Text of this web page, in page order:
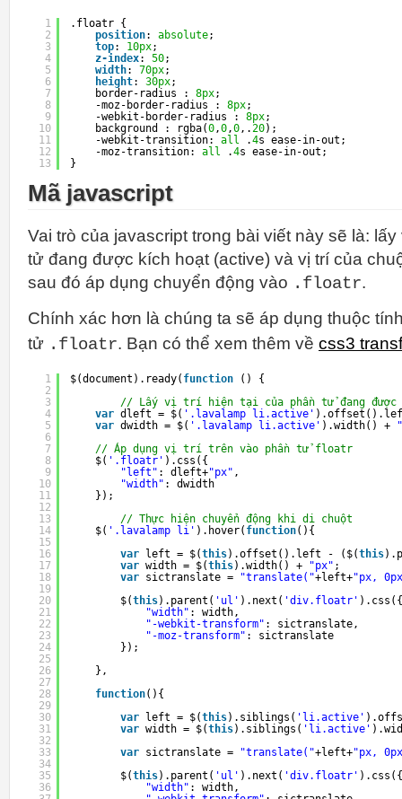
1
2
3
4
5
6
7
8
9
10
11
12
13
.floatr {
position: absolute;
top: 10px;
z-index: 50;
width: 70px;
height: 30px;
border-radius : 8px;
-moz-border-radius : 8px;
-webkit-border-radius : 8px;
background : rgba(0,0,0,.20);
-webkit-transition: all .4s ease-in-out;
-moz-transition: all .4s ease-in-out;
}
Mã javascript
Vai trò của javascript trong bài viết này sẽ là:
tử đang được kích hoạt (active) và vị trí của
sau đó áp dụng chuyển động vào .floatr.
Chính xác hơn là chúng ta sẽ áp dụng thuộc
tử .floatr. Bạn có thể xem thêm về css3
1
2
3
4
5
6
7
8
9
10
11
12
13
14
15
16
17
18
19
20
21
22
23
24
25
26
27
28
29
30
31
32
33
34
35
36
$(document).ready( function
() {
// Lấy vị trí hiện tại của phần tử đang được
var dleft = $( '.lavalamp li.active'
var dwidth = $( '.lavalamp li.active' ).width() +
// Áp dụng vị trí trên vào phần tử floatr
$( '.floatr' ).css({
"left" : dleft+"px" ,
"width" : dwidth
});
// Thực hiện chuyển động khi di chuột
$( '.lavalamp li' ).hover( function(){
var
left = $(this).offset().left - ($(this
var width = $(this).width() + "px" ;
var sictranslate = "translate("+left+"px,
$(this).parent( 'ul' ).next( 'div.floatr' ).css({
"width" : width,
"-webkit-transform" : sictranslate,
"-moz-transform" : sictranslate
});
},
function(){
var
left = $(this).siblings( 'li.active'
var width = $(this).siblings( 'li.active'
var sictranslate = "translate("+left+"px,
$(this).parent( 'ul' ).next( 'div.floatr' ).css({
"width" : width,